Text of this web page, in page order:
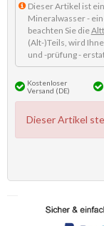
Dieser Artikel ist ein
Mineralwasser -
beachten Sie die
(Alt-)Teils, wird
und -prüfung -
Kostenloser
Versand (DE)
Dieser Artikel